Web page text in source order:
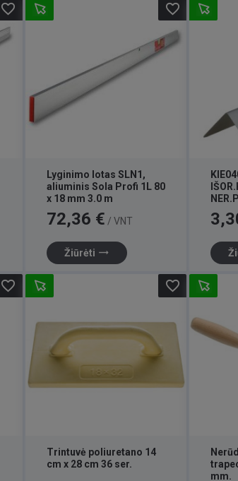
favorite_border
Lyginimo lotas SLN1,
aliuminis Sola Profi 1L 80
x 18 mm 3.0 m
Kaina
72,36 € / VNT
Žiūrėti trending_flat
favorite_border
Kaina
favorite_border
Trintuvė poliuretano 14
cm x 28 cm 36 ser.
favorite_border
mm.